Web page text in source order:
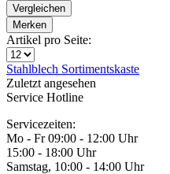
Vergleichen
Merken
Artikel pro Seite:
Stahlblech Sortimentskaste
Zuletzt angesehen
Service Hotline
Servicezeiten:
Mo - Fr 09:00 - 12:00 Uhr
15:00 - 18:00 Uhr
Samstag, 10:00 - 14:00 Uhr